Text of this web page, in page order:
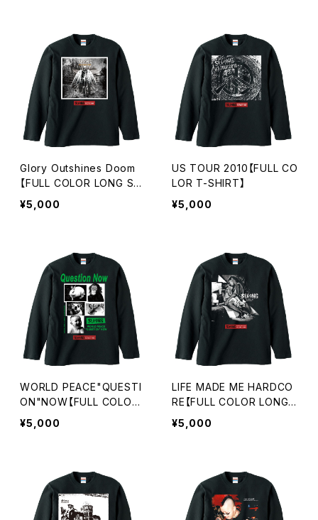
Glory Outshines Doom
【FULL COLOR LONG SLE
EVE】
¥5,000
US TOUR 2010【FULL CO
LOR T-SHIRT】
¥5,000
WORLD PEACE"QUESTI
ON"NOW【FULL COLOR
LONG SLEEVE】
¥5,000
LIFE MADE ME HARDCO
RE【FULL COLOR LONG
SLEEVE】
¥5,000